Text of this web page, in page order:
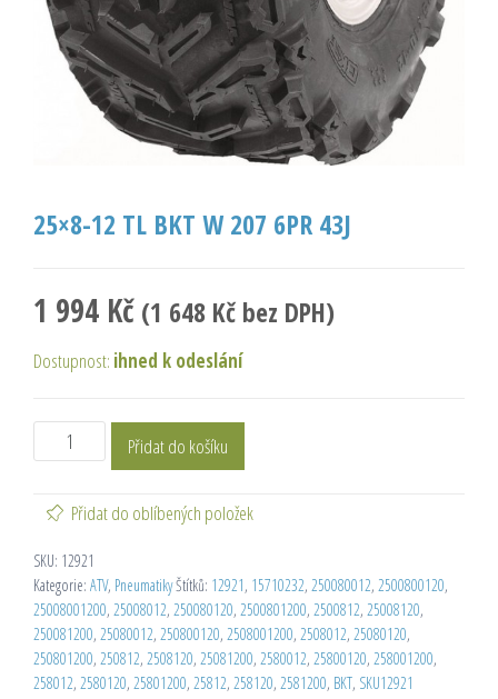
25×8-12 TL BKT W 207 6PR 43J
1 994 Kč (1 648 Kč bez DPH)
Dostupnost: ihned k odeslání
Přidat do košíku
Přidat do oblíbených položek
SKU: 12921
Kategorie: ATV, PneumatikyŠtítků: 12921, 15710232, 250080012, 2500800120,
25008001200, 25008012, 250080120, 2500801200, 2500812, 25008120,
250081200, 25080012, 250800120, 2508001200, 2508012, 25080120,
250801200, 250812, 2508120, 25081200, 2580012, 25800120, 258001200,
258012, 2580120, 25801200, 25812, 258120, 2581200, BKT, SKU12921